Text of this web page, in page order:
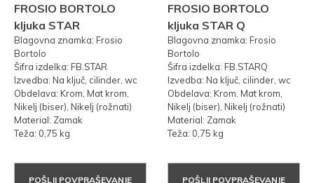
FROSIO BORTOLO
kljuka STAR
Blagovna znamka: Frosio
Bortolo
Šifra izdelka: FB.STAR
Izvedba: Na ključ, cilinder, wc
Obdelava: Krom, Mat krom,
Nikelj (biser), Nikelj (rožnati)
Material: Zamak
Teža: 0,75 kg
POŠLJI POVPRAŠEVANJE
FROSIO BORTOLO
kljuka STAR Q
Blagovna znamka: Frosio
Bortolo
Šifra izdelka: FB.STARQ
Izvedba: Na ključ, cilinder, wc
Obdelava: Krom, Mat krom,
Nikelj (biser), Nikelj (rožnati)
Material: Zamak
Teža: 0,75 kg
POŠLJI POVPRAŠEVANJE